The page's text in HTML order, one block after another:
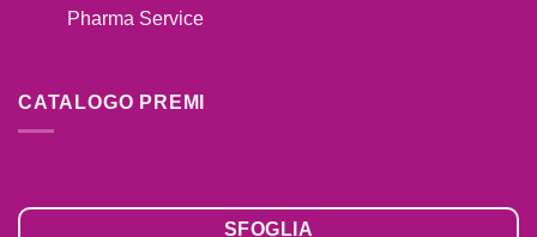
Pharma Service
CATALOGO PREMI
SFOGLIA